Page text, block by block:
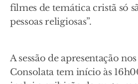
filmes de temática cristã só
pessoas religiosas”.
A sessão de apresentação
Consolata tem início às